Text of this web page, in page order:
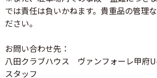
では責任は負いかねます。貴重品の管理
ださい。
お問い合わせ先：
八田クラブハウス ヴァンフォーレ甲府
スタッフ